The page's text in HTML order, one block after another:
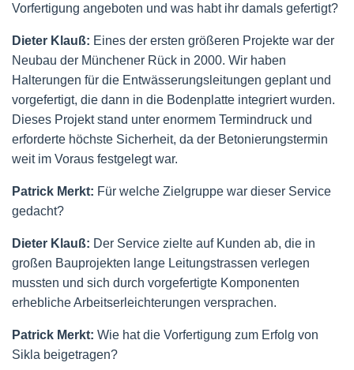
Vorfertigung angeboten und was habt ihr damals gefertigt?
Dieter Klauß: Eines der ersten größeren Projekte war der
Neubau der Münchener Rück in 2000. Wir haben
Halterungen für die Entwässerungsleitungen geplant und
vorgefertigt, die dann in die Bodenplatte integriert wurden.
Dieses Projekt stand unter enormem Termindruck und
erforderte höchste Sicherheit, da der Betonierungstermin
weit im Voraus festgelegt war.
Patrick Merkt: Für welche Zielgruppe war dieser Service
gedacht?
Dieter Klauß: Der Service zielte auf Kunden ab, die in
großen Bauprojekten lange Leitungstrassen verlegen
mussten und sich durch vorgefertigte Komponenten
erhebliche Arbeitserleichterungen versprachen.
Patrick Merkt: Wie hat die Vorfertigung zum Erfolg von
Sikla beigetragen?